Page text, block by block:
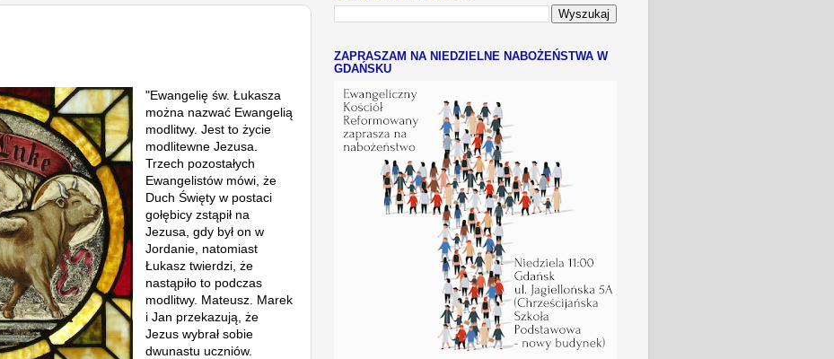
"Ewangelię św. Łukasza
można nazwać Ewangelią
modlitwy. Jest to życie
modlitewne Jezusa.
Trzech pozostałych
Ewangelistów mówi, że
Duch Święty w postaci
gołębicy zstąpił na
Jezusa, gdy był on w
Jordanie, natomiast
Łukasz twierdzi, że
nastąpiło to podczas
modlitwy. Mateusz. Marek
i Jan przekazują, że
Jezus wybrał sobie
dwunastu uczniów.
ZAPRASZAM NA NIEDZIELNE NABOŻEŃSTWA W
GDAŃSKU